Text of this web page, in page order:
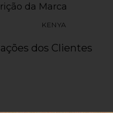
da Marca
KENYA
dos Clientes